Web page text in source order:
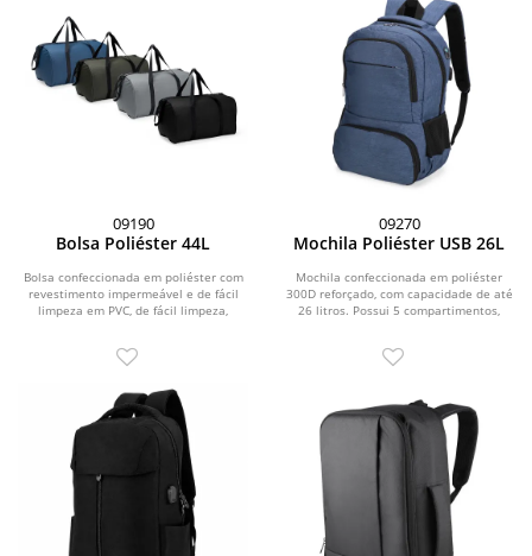
09190
Bolsa Poliéster 44L
Bolsa confeccionada em poliéster com
revestimento impermeável e de fácil
limpeza em PVC, de fácil limpeza,
09270
Mochila Poliéster USB 26L
Mochila confeccionada em poliéster
300D reforçado, com capacidade de até
26 litros. Possui 5 compartimentos,